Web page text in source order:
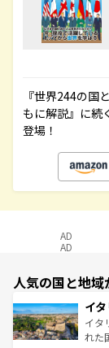
『世界244の
もに解説』に続
登場！
AD
AD
人気の国と地域
イ
イタ
れた